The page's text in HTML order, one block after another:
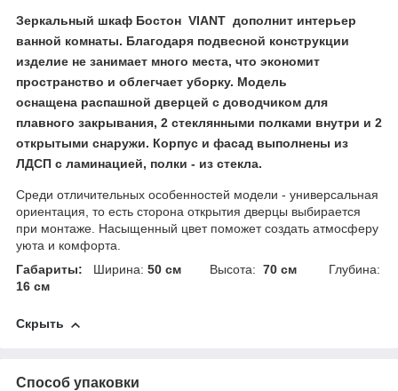
Зеркальный шкаф Бостон VIANT дополнит интерьер
ванной комнаты. Благодаря подвесной конструкции
изделие не занимает много места, что экономит
пространство и облегчает уборку. Модель
оснащена распашной дверцей с доводчиком для
плавного закрывания, 2 стеклянными полками внутри и 2
открытыми снаружи. Корпус и фасад выполнены из
ЛДСП с ламинацией, полки - из стекла.
Среди отличительных особенностей модели - универсальная
ориентация, то есть сторона открытия дверцы выбирается
при монтаже. Насыщенный цвет поможет создать атмосферу
уюта и комфорта.
Габариты:
Ширина: 50 см Высота: 70 см Глубина:
16 см
Скрыть
Способ упаковки